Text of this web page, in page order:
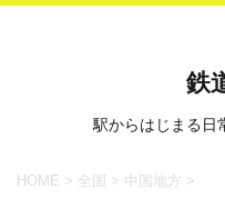
鉄
駅からはじまる日
HOME > 全国 > 中国地方 >